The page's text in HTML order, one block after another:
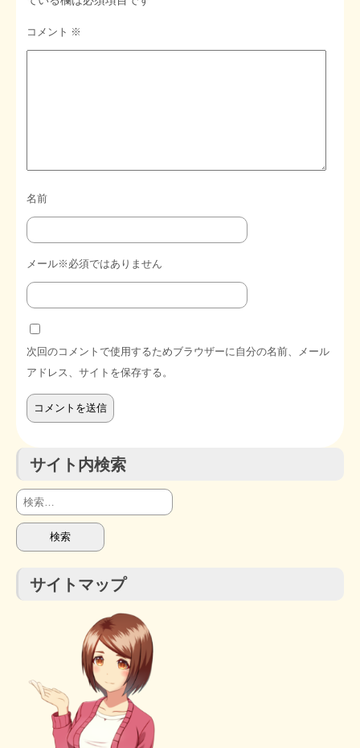
コメント ※
名前
メール※必須ではありません
次回のコメントで使用するためブラウザーに自分の名前、メール
アドレス、サイトを保存する。
サイト内検索
検
索:
サイトマップ